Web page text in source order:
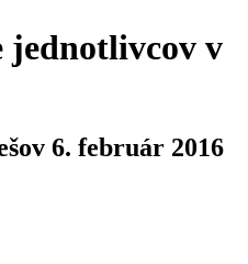
v
6. február 2016